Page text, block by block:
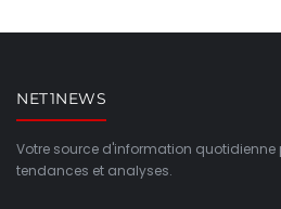
NET1NEWS
Votre source d'information quotidienne
tendances et analyses.